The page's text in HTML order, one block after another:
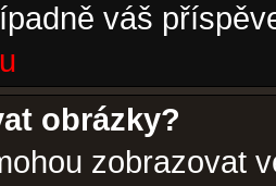
váš
obrázky?
zobrazovat